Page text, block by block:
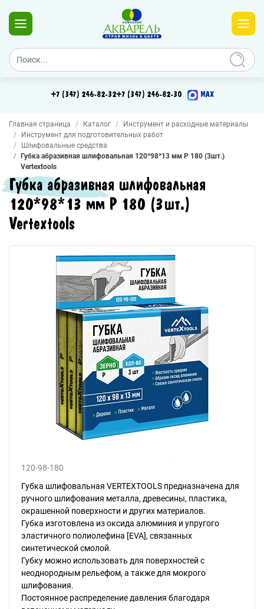
+7 (347) 246-82-32+7 (347) 246-82-30 MAX
Главная страница Каталог
Инструмент и расходные материалы
Инструмент для подготовительных работ
Шлифовальные средства
Губка абразивная шлифовальная 120*98*13 мм Р 180 (3шт.)
Vertextools
Губка абразивная шлифовальная
120*98*13 мм Р 180 (3шт.)
Vertextools
120-98-180
Губка шлифовальная VERTEXTOOLS предназначена для
ручного шлифования металла, древесины, пластика,
окрашенной поверхности и других материалов.
Губка изготовлена из оксида алюминия и упругого
эластичного полиолефина [EVA], связанных
синтетической смолой.
Губку можно использовать для поверхностей с
неоднородным рельефом, а также для мокрого
шлифования.
Постоянное распределение давления благодаря